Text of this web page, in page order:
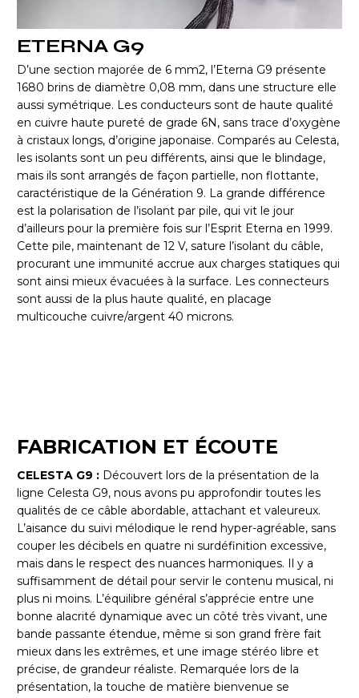
ETERNA G9
D’une section majorée de 6 mm2, l’Eterna G9 présente
1680 brins de diamètre 0,08 mm, dans une structure elle
aussi symétrique. Les conducteurs sont de haute qualité
en cuivre haute pureté de grade 6N, sans trace d’oxygène
à cristaux longs, d’origine japonaise. Comparés au Celesta,
les isolants sont un peu différents, ainsi que le blindage,
mais ils sont arrangés de façon partielle, non flottante,
caractéristique de la Génération 9. La grande différence
est la polarisation de l’isolant par pile, qui vit le jour
d’ailleurs pour la première fois sur l’Esprit Eterna en 1999.
Cette pile, maintenant de 12 V, sature l’isolant du câble,
procurant une immunité accrue aux charges statiques qui
sont ainsi mieux évacuées à la surface. Les connecteurs
sont aussi de la plus haute qualité, en placage
multicouche cuivre/argent 40 microns.
FABRICATION ET ÉCOUTE
CELESTA G9 : Découvert lors de la présentation de la
ligne Celesta G9, nous avons pu approfondir toutes les
qualités de ce câble abordable, attachant et valeureux.
L’aisance du suivi mélodique le rend hyper-agréable, sans
couper les décibels en quatre ni surdéfinition excessive,
mais dans le respect des nuances harmoniques. Il y a
suffisamment de détail pour servir le contenu musical, ni
plus ni moins. L’équilibre général s’apprécie entre une
bonne alacrité dynamique avec un côté très vivant, une
bande passante étendue, même si son grand frère fait
mieux dans les extrêmes, et une image stéréo libre et
précise, de grandeur réaliste. Remarquée lors de la
présentation, la touche de matière bienvenue se